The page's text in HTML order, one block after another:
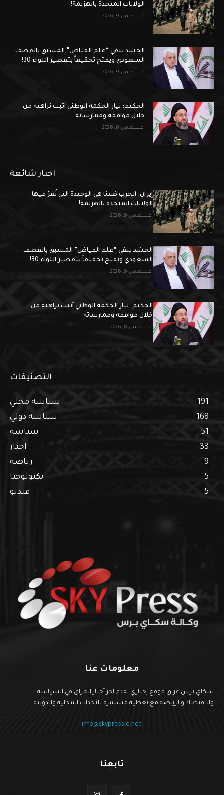
الولايات المتحدة بالهزيمة!
أغسطس 9, 2026
الحشد ينفي “علم الفياض” المسبق بالقصف
السعودي ويفتح تحقيقاً بتقصير اللواء 30!
أغسطس 9, 2026
الحكيم: تيار الحكمة الوطني أثبت نزاهته من
خلال مواقفه وممارساته
أغسطس 8, 2026
اخبار شائعة
إيران: الحرب ضدنا هي الوحيدة التي تُقرّ فيها
الولايات المتحدة بالهزيمة!
أغسطس 9, 2026
الحشد ينفي “علم الفياض” المسبق بالقصف
السعودي ويفتح تحقيقاً بتقصير اللواء 30!
أغسطس 9, 2026
الحكيم: تيار الحكمة الوطني أثبت نزاهته من
خلال مواقفه وممارساته
أغسطس 8, 2026
التصنيفات
سياسة محلي
191
سياسة دولي
168
سياسة
51
اخبار
33
رياضة
9
تكنولوجيا
5
فيديو
5
معلومات عنا
سكاي برس عراق موقع إخباري يقدم آخر أخبار العراق في السياسة
والاقتصاد والرياضة مع تغطية مستمرة للأحداث المحلية والدولية.
info@skypressiq.net
تابعنا